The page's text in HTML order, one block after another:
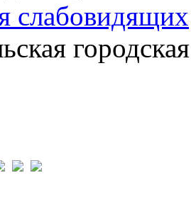
слабовидящих